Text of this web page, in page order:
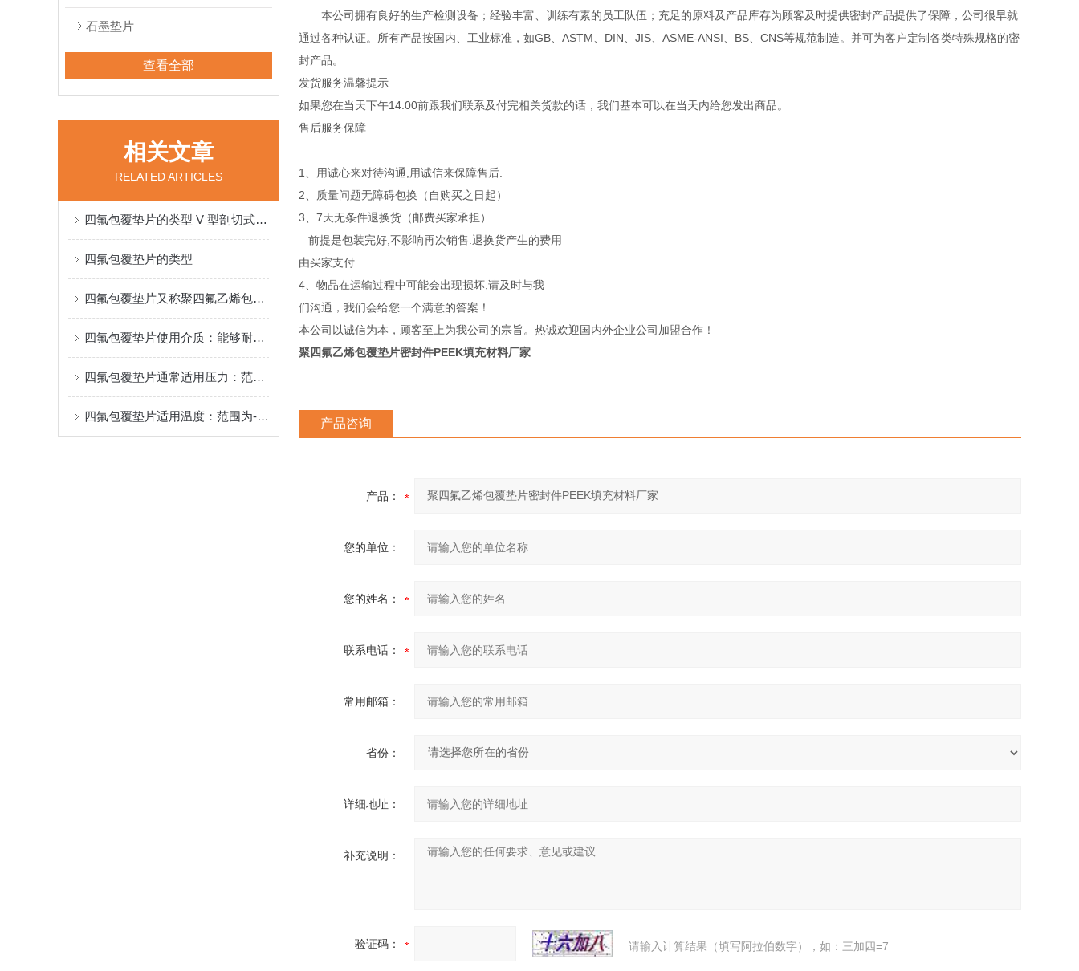
石墨垫片
查看全部
相关文章
RELATED ARTICLES
四氟包覆垫片的类型 V 型剖切式把四氟片从外到内壁割开适用低压，经济型
四氟包覆垫片的类型
四氟包覆垫片又称聚四氟乙烯包覆垫片
四氟包覆垫片使用介质：能够耐受除酸碱金属、元素氟等物质。
四氟包覆垫片通常适用压力：范围为0.6-2.5Mpa。
四氟包覆垫片适用温度：范围为-100℃至+260℃
本公司拥有良好的生产检测设备；经验丰富、训练有素的员工队伍；充足的原料及产品库存为顾客及时提供密封产品提供了保障，公司很早就
通过各种认证。所有产品按国内、工业标准，如GB、ASTM、DIN、JIS、ASME-ANSI、BS、CNS等规范制造。并可为客户定制各类特殊规格的密
封产品。
发货服务温馨提示
如果您在当天下午14:00前跟我们联系及付完相关货款的话，我们基本可以在当天内给您发出商品。
售后服务保障
1、用诚心来对待沟通,用诚信来保障售后.
2、质量问题无障碍包换（自购买之日起）
3、7天无条件退换货（邮费买家承担）
前提是包装完好,不影响再次销售.退换货产生的费用
由买家支付.
4、物品在运输过程中可能会出现损坏,请及时与我
们沟通，我们会给您一个满意的答案！
本公司以诚信为本，顾客至上为我公司的宗旨。热诚欢迎国内外企业公司加盟合作！
聚四氟乙烯包覆垫片密封件PEEK填充材料厂家
产品咨询
产品：
您的单位：
您的姓名：
联系电话：
常用邮箱：
省份：
详细地址：
补充说明：
验证码： 请输入计算结果（填写阿拉伯数字），如：三加四=7